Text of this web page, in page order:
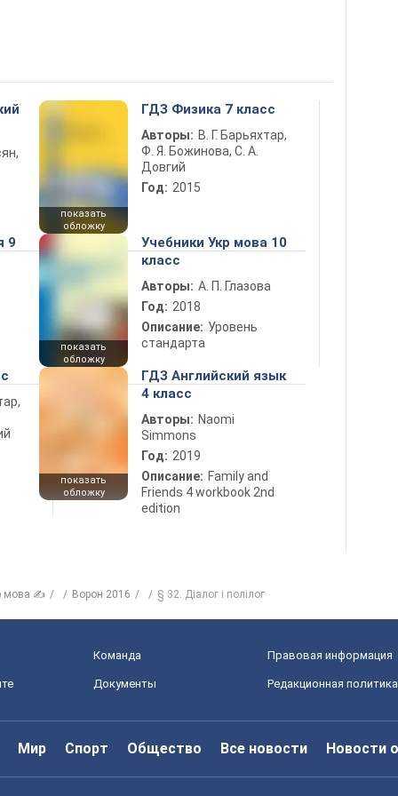
показать
обложку
ГДЗ Физика 7 класс
Авторы: В. Г. Барьяхтар,
Ф. Я. Божинова, С. А.
Довгий
Год: 2015
9
показать
обложку
Учебники Укр мова 10
класс
Авторы: А. П. Глазова
Год: 2018
Описание: Уровень
стандарта
показать
обложку
ГДЗ Английский язык
4 класс
Авторы: Naomi
Simmons
Год: 2019
Описание: Family and
Friends 4 workbook 2nd
edition
мова ✍ Ворон 2016 § 32. Діалог і полілог
Команда Правовая информация
Документы Редакционная политика
Мир Спорт Общество Все новости Новости